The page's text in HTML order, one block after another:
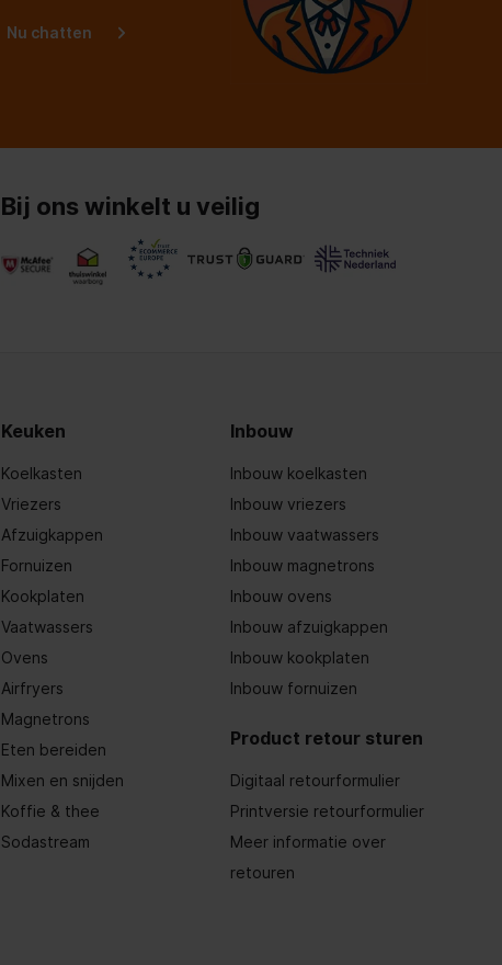
Nu chatten
Bij ons winkelt u veilig
Keuken
Koelkasten
Vriezers
Afzuigkappen
Fornuizen
Kookplaten
Vaatwassers
Ovens
Airfryers
Magnetrons
Eten bereiden
Mixen en snijden
Koffie & thee
Sodastream
Inbouw
Inbouw koelkasten
Inbouw vriezers
Inbouw vaatwassers
Inbouw magnetrons
Inbouw ovens
Inbouw afzuigkappen
Inbouw kookplaten
Inbouw fornuizen
Product retour sturen
Digitaal retourformulier
Printversie retourformulier
Meer informatie over
retouren